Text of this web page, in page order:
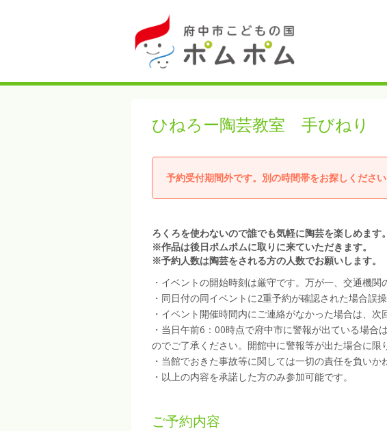
ひねろー陶芸教室 手びねり
予約受付期間外です。別の時間帯をお探しください
ろくろを使わないので誰でも気軽に陶芸を楽しめます。
※作品は後日ポムポムに取りに来ていただきます。
※予約人数は陶芸をされる方の人数でお願いします。
・イベントの開始時刻は厳守です。万が一、交通機
・同日付の同イベントに2重予約が確認された場合誤
・イベント開催時間内にご連絡がなかった場合は、
・当日午前6：00時点で府中市に警報が出ている場
のでご了承ください。開館中に警報等が出た場合に限
・当館でおきた事故等に関しては一切の責任を負いか
・以上の内容を承諾した方のみ参加可能です。
ご予約内容